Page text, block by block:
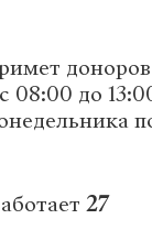
доноров
08:00 до
27